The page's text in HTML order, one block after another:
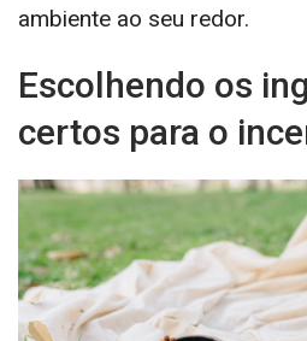
ambiente ao seu redor.
Escolhendo os
certos para o